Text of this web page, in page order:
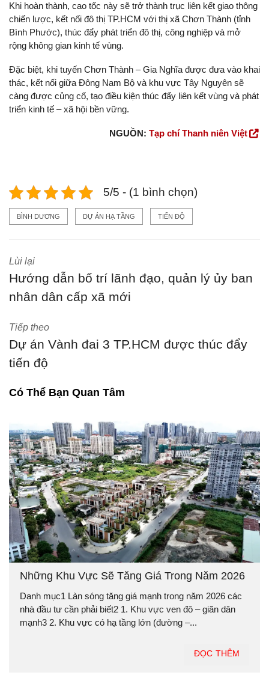
Khi hoàn thành, cao tốc này sẽ trở thành trục liên kết giao thông
chiến lược, kết nối đô thị TP.HCM với thị xã Chơn Thành (tỉnh
Bình Phước), thúc đẩy phát triển đô thị, công nghiệp và mở
rộng không gian kinh tế vùng.
Đặc biệt, khi tuyến Chơn Thành – Gia Nghĩa được đưa vào khai
thác, kết nối giữa Đông Nam Bộ và khu vực Tây Nguyên sẽ
càng được củng cố, tạo điều kiện thúc đẩy liên kết vùng và phát
triển kinh tế – xã hội bền vững.
NGUỒN: Tạp chí Thanh niên Việt
5/5 - (1 bình chọn)
BÌNH DƯƠNG DỰ ÁN HẠ TẦNG TIẾN ĐỘ
Lùi lại
Hướng dẫn bố trí lãnh đạo, quản lý ủy ban
nhân dân cấp xã mới
Tiếp theo
Dự án Vành đai 3 TP.HCM được thúc đẩy
tiến độ
Có Thể Bạn Quan Tâm
Những Khu Vực Sẽ Tăng Giá Trong Năm 2026
Danh mục1 Làn sóng tăng giá mạnh trong năm 2026 các
nhà đầu tư cần phải biết2 1. Khu vực ven đô – giãn dân
mạnh3 2. Khu vực có hạ tầng lớn (đường –...
ĐỌC THÊM